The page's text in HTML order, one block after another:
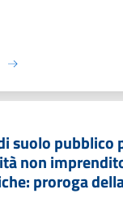
suolo pubblico
non
proroga